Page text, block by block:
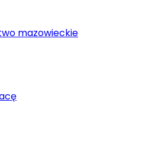
mazowieckie